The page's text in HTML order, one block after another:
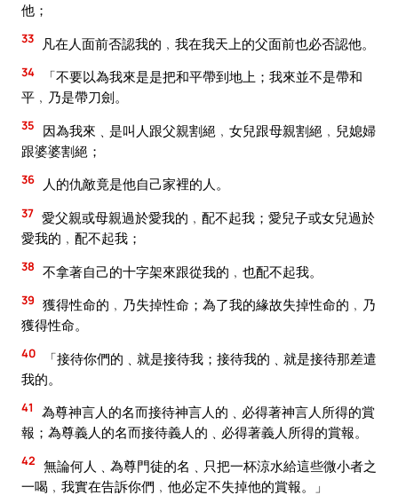
他；
33 凡在人面前否認我的﹐我在我天上的父面前也必否認他。
34
「不要以為我來是是把和平帶到地上；我來並不是帶和
平﹐乃是帶刀劍。
35
因為我來﹑是叫人跟父親割絕﹐女兒跟母親割絕﹐兒媳婦
跟婆婆割絕；
36 人的仇敵竟是他自己家裡的人。
37 愛父親或母親過於愛我的﹐配不起我；愛兒子或女兒過於
愛我的﹐配不起我；
38 不拿著自己的十字架來跟從我的﹐也配不起我。
39 獲得性命的﹐乃失掉性命；為了我的緣故失掉性命的﹐乃
獲得性命。
40
「接待你們的﹑就是接待我；接待我的﹑就是接待那差遣
我的。
41
為尊神言人的名而接待神言人的﹑必得著神言人所得的賞
報；為尊義人的名而接待義人的﹑必得著義人所得的賞報。
42 無論何人﹑為尊門徒的名﹑只把一杯涼水給這些微小者之
一喝﹐我實在告訴你們﹐他必定不失掉他的賞報。」